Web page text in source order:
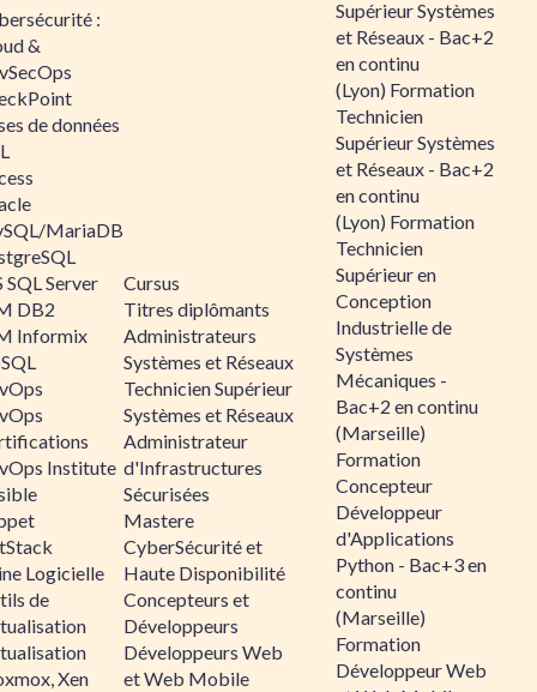
:
&
de données
MariaDB
SQL Server
DB2
Informix
Institute
Logicielle
de
Xen
Cursus
Titres diplômants
Administrateurs
Systèmes et Réseaux
Technicien Supérieur
Systèmes et Réseaux
Administrateur
d'Infrastructures
Sécurisées
Mastere
CyberSécurité et
Haute Disponibilité
Concepteurs et
Développeurs
Développeurs Web
et Web Mobile
Supérieur Systèmes
et Réseaux - Bac+2
en continu
(Lyon) Formation
Technicien
Supérieur Systèmes
et Réseaux - Bac+2
en continu
(Lyon) Formation
Technicien
Supérieur en
Conception
Industrielle de
Systèmes
Mécaniques -
Bac+2 en continu
(Marseille)
Formation
Concepteur
Développeur
d'Applications
Python - Bac+3 en
continu
(Marseille)
Formation
Développeur Web